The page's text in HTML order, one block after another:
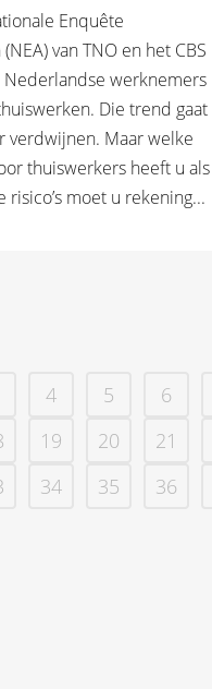
Enquête
van TNO en het CBS
werknemers
Die trend gaat
verdwijnen. Maar welke
thuiswerkers heeft u als
moet u rekening...
4 5 6
19 20 21
34 35 36